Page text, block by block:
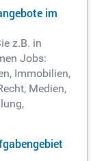
im
z.B. in
Jobs:
Immobilien,
Medien,